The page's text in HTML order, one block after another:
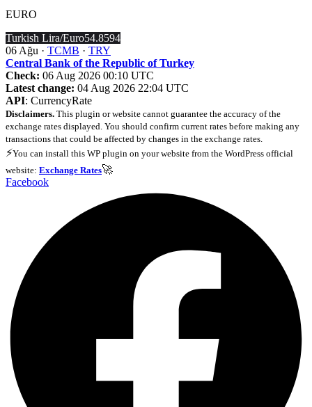
EURO
Turkish Lira/Euro54.8594
06 Ağu · TCMB · TRY
Central Bank of the Republic of Turkey
Check: 06 Aug 2026 00:10 UTC
Latest change: 04 Aug 2026 22:04 UTC
API: CurrencyRate
Disclaimers. This plugin or website cannot guarantee the accuracy of the
exchange rates displayed. You should confirm current rates before making any
transactions that could be affected by changes in the exchange rates.
⚡You can install this WP plugin on your website from the WordPress official
website: Exchange Rates🚀
Facebook